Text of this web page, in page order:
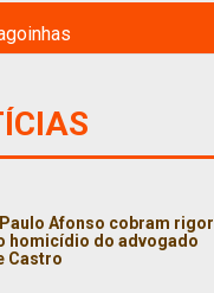
Paulo Afonso cobram rigor
homicídio do advogado
Castro